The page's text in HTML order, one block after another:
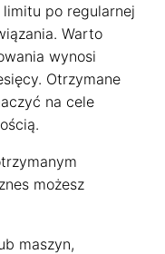
po regularnej
Warto
wynosi
Otrzymane
na cele
możesz
maszyn,